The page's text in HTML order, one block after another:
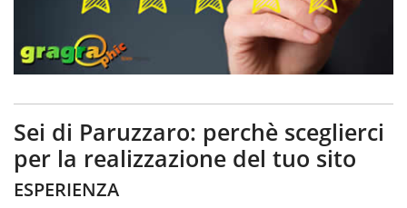
Sei di Paruzzaro: perchè sceglierci
per la realizzazione del tuo sito
ESPERIENZA